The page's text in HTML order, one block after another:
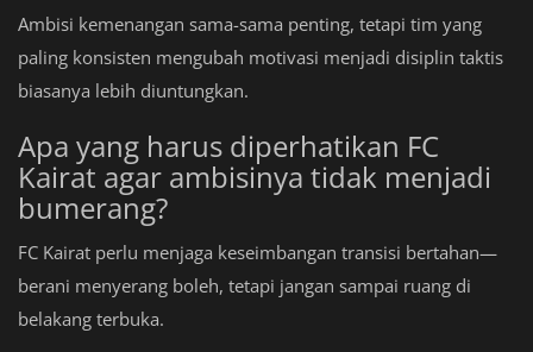
Ambisi kemenangan sama-sama penting, tetapi tim yang
paling konsisten mengubah motivasi menjadi disiplin taktis
biasanya lebih diuntungkan.
Apa yang harus diperhatikan FC
Kairat agar ambisinya tidak menjadi
bumerang?
FC Kairat perlu menjaga keseimbangan transisi bertahan—
berani menyerang boleh, tetapi jangan sampai ruang di
belakang terbuka.